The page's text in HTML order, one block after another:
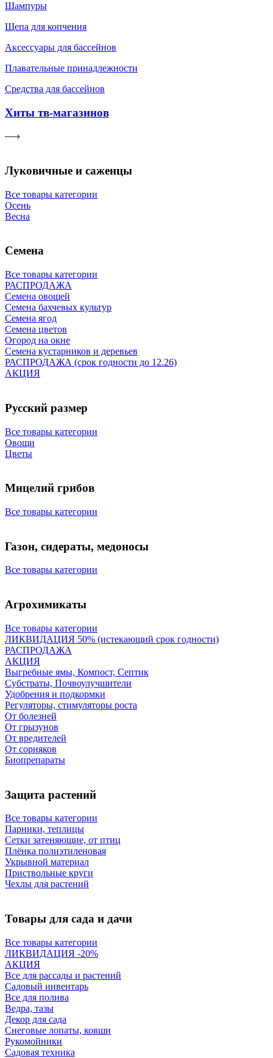
Шампуры
Щепа для копчения
Аксессуары для бассейнов
Плавательные принадлежности
Средства для бассейнов
Хиты тв-магазинов
Луковичные и саженцы
Все товары категории
Осень
Весна
Семена
Все товары категории
РАСПРОДАЖА
Семена овощей
Семена бахчевых культур
Семена ягод
Семена цветов
Огород на окне
Семена кустарников и деревьев
РАСПРОДАЖА (срок годности до 12.26)
АКЦИЯ
Русский размер
Все товары категории
Овощи
Цветы
Мицелий грибов
Все товары категории
Газон, сидераты, медоносы
Все товары категории
Агрохимикаты
Все товары категории
ЛИКВИДАЦИЯ 50% (истекающий срок годности)
РАСПРОДАЖА
АКЦИЯ
Выгребные ямы, Компост, Септик
Субстраты, Почвоулучшители
Удобрения и подкормки
Регуляторы, стимуляторы роста
От болезней
От грызунов
От вредителей
От сорняков
Биопрепараты
Защита растений
Все товары категории
Парники, теплицы
Сетки затеняющие, от птиц
Плёнка полиэтиленовая
Укрывной материал
Приствольные круги
Чехлы для растений
Товары для сада и дачи
Все товары категории
ЛИКВИДАЦИЯ -20%
АКЦИЯ
Все для рассады и растений
Садовый инвентарь
Все для полива
Ведра, тазы
Декор для сада
Снеговые лопаты, ковши
Рукомойники
Садовая техника